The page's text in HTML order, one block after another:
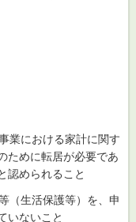
業における家計に関す
ために転居が必要であ
認められること
（生活保護等）を、申
いないこと